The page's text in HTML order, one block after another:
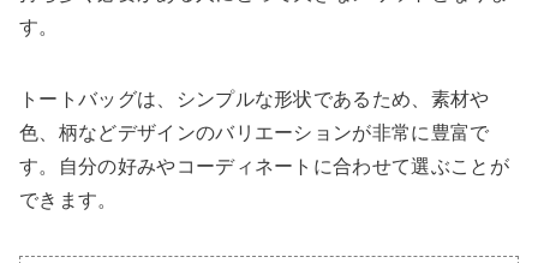
す。
トートバッグは、シンプルな形状であるため、素材や
色、柄などデザインのバリエーションが非常に豊富で
す。自分の好みやコーディネートに合わせて選ぶことが
できます。